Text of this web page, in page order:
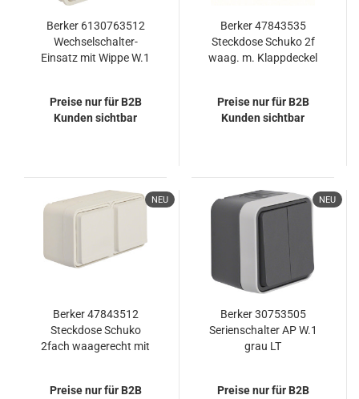
Berker 6130763512
Wechselschalter-
Einsatz mit Wippe W.1
Preise nur für B2B
Kunden sichtbar
Berker 47843535
Steckdose Schuko 2f
waag. m. Klappdeckel
W.1. grau
Preise nur für B2B
Kunden sichtbar
NEU
Berker 47843512
Steckdose Schuko
2fach waagerecht mit
Preise nur für B2B
NEU
Berker 30753505
Serienschalter AP W.1
grau LT
Preise nur für B2B